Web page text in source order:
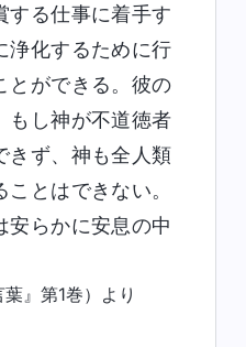
する仕事に着手す
浄化するために行
とができる。彼の
もし神が不道徳者
きず、神も全人類
とはできない。
安らかに安息の中
』第1巻）より